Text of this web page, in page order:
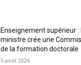
Enseignement supérieur :
ministre crée une
de la formation doctorale
5 août 2026